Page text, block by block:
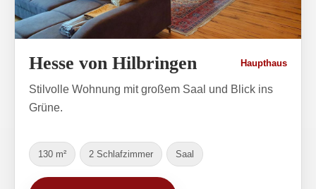
Hesse von Hilbringen Haupthaus
Stilvolle Wohnung mit großem Saal und Blick ins
Grüne.
130 m² 2 Schlafzimmer Saal